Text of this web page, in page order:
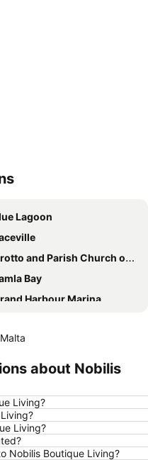
Lagoon
and Parish Church of St Paul
Bay
Harbour Marina
about Nobilis
Living?
Living?
Nobilis Boutique Living?